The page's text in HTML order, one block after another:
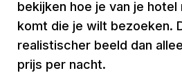
bekijken hoe je van je hotel
komt die je wilt bezoeken.
realistischer beeld dan
prijs per nacht.